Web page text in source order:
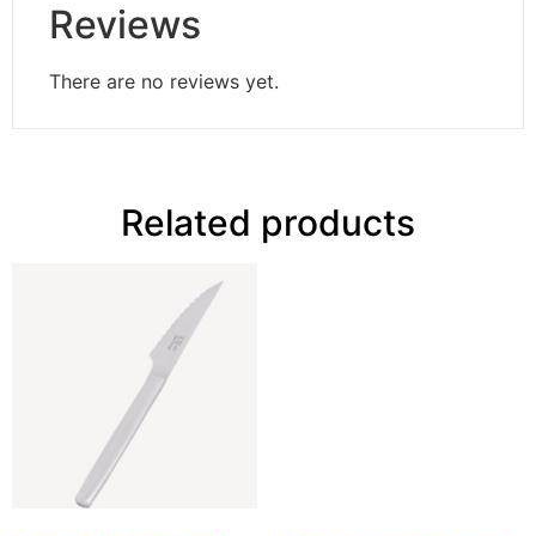
Reviews
There are no reviews yet.
Related products